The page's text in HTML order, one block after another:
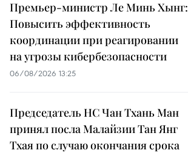
Премьер-министр Ле Минь Хынг:
Повысить эффективность
координации при реагировании
на угрозы кибербезопасности
06/08/2026 13:25
Председатель НС Чан Тхань Ман
принял посла Малайзии Тан Янг
Тхая по случаю окончания срока